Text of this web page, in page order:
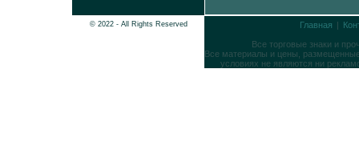
© 2022 - All Rights Reserved Главная |
Все торговые знаки и
Все материалы и цены,
условиях не являются ни